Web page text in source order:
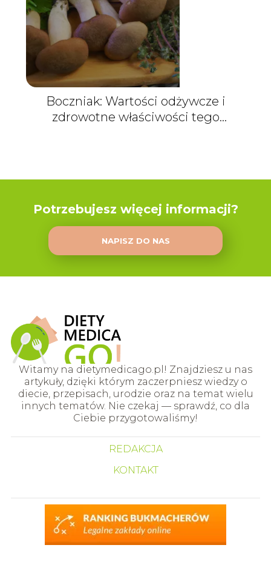
Boczniak: Wartości odżywcze i
zdrowotne właściwości tego
Potrzebujesz więcej informacji?
NAPISZ DO NAS
Witamy na dietymedicago.pl! Znajdziesz u nas
artykuły, dzięki którym zaczerpniesz wiedzy o
diecie, przepisach, urodzie oraz na temat wielu
innych tematów. Nie czekaj — sprawdź, co dla
Ciebie przygotowaliśmy!
REDAKCJA
KONTAKT